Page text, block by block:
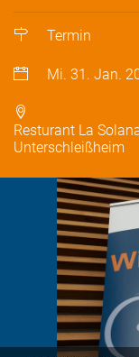
Termin
Mi. 31. Jan.
Resturant La
Unterschleißheim